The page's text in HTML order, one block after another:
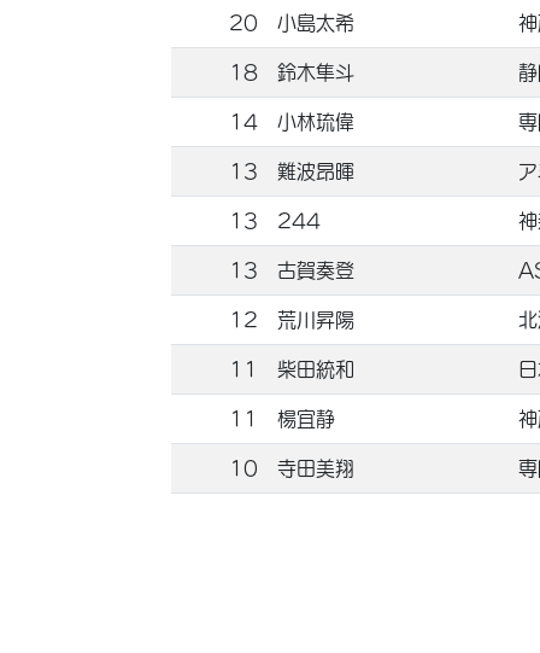
20 小島太希
18 鈴木隼斗
14 小林琉偉
13 難波昂暉
13 244
13 古賀奏登
12 荒川昇陽 北
11 柴田統和
11 楊宜静
10 寺田美翔